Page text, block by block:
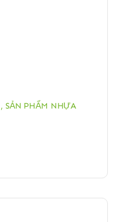
, SẢN PHẨM NHỰA